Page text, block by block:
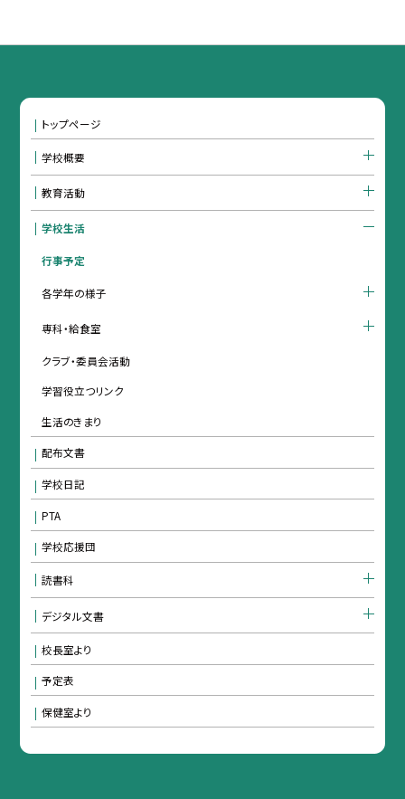
トップページ
学校概要
教育活動
学校生活
行事予定
各学年の様子
専科・給食室
クラブ・委員会活動
学習役立つリンク
生活のきまり
配布文書
学校日記
PTA
学校応援団
読書科
デジタル文書
校長室より
予定表
保健室より